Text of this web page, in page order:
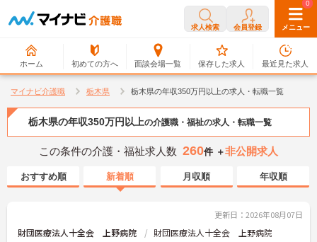
求人検索 会員登録 メニュー
ホーム 初めての方へ 面談会場一覧
0
保存した求人
0
最近見た求人
マイナビ介護職 栃木県 栃木県の年収350万円以上の求人・転職一覧
栃木県の年収350万円以上の介護職・福祉の求人・転職一覧
この条件の介護・福祉求人数 260件 ＋非公開求人
おすすめ順 新着順 月収順 年収順
更新日：2026年08月07日
財団医療法人十全会 上野病院 財団医療法人十全会 上野病院